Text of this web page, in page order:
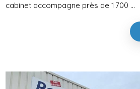
cabinet accompagne près de 1 700 ...